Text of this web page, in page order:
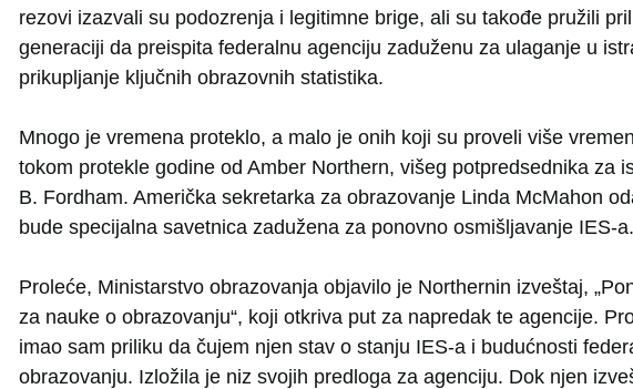
rezovi izazvali su podozrenja i legitimne brige, ali su takođe pružili
generaciji da preispita federalnu agenciju zaduženu za ulaganje u
prikupljanje ključnih obrazovnih statistika.
Mnogo je vremena proteklo, a malo je onih koji su proveli više
tokom protekle godine od Amber Northern, višeg potpredsednika za
B. Fordham. Američka sekretarka za obrazovanje Linda McMahon
bude specijalna savetnica zadužena za ponovno osmišljavanje IES-a.
Proleće, Ministarstvo obrazovanja objavilo je Northernin izveštaj,
za nauke o obrazovanju“, koji otkriva put za napredak te agencije.
imao sam priliku da čujem njen stav o stanju IES-a i budućnosti
obrazovanju. Izložila je niz svojih predloga za agenciju. Dok njen